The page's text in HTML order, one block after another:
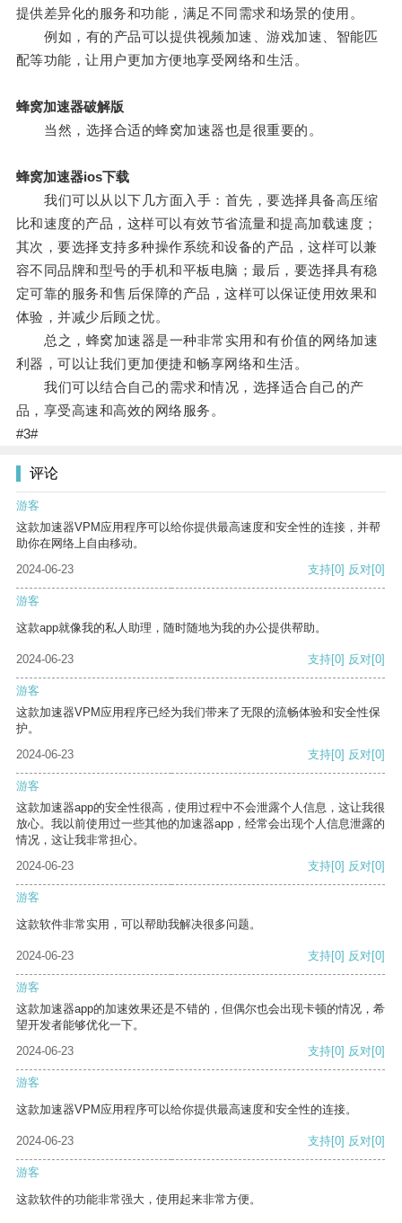
提供差异化的服务和功能，满足不同需求和场景的使用。
例如，有的产品可以提供视频加速、游戏加速、智能匹
配等功能，让用户更加方便地享受网络和生活。
蜂窝加速器破解版
当然，选择合适的蜂窝加速器也是很重要的。
蜂窝加速器ios下载
我们可以从以下几方面入手：首先，要选择具备高压缩
比和速度的产品，这样可以有效节省流量和提高加载速度；
其次，要选择支持多种操作系统和设备的产品，这样可以兼
容不同品牌和型号的手机和平板电脑；最后，要选择具有稳
定可靠的服务和售后保障的产品，这样可以保证使用效果和
体验，并减少后顾之忧。
总之，蜂窝加速器是一种非常实用和有价值的网络加速
利器，可以让我们更加便捷和畅享网络和生活。
我们可以结合自己的需求和情况，选择适合自己的产
品，享受高速和高效的网络服务。
#3#
评论
游客
这款加速器VPM应用程序可以给你提供最高速度和安全性的连接，并帮
助你在网络上自由移动。
2024-06-23
支持[0] 反对[0]
游客
这款app就像我的私人助理，随时随地为我的办公提供帮助。
2024-06-23 支持[0] 反对[0]
游客
这款加速器VPM应用程序已经为我们带来了无限的流畅体验和安全性保
护。
2024-06-23
支持[0] 反对[0]
游客
这款加速器app的安全性很高，使用过程中不会泄露个人信息，这让我很
放心。我以前使用过一些其他的加速器app，经常会出现个人信息泄露的
情况，这让我非常担心。
2024-06-23
支持[0] 反对[0]
游客
这款软件非常实用，可以帮助我解决很多问题。
2024-06-23 支持[0] 反对[0]
游客
这款加速器app的加速效果还是不错的，但偶尔也会出现卡顿的情况，希
望开发者能够优化一下。
2024-06-23
支持[0] 反对[0]
游客
这款加速器VPM应用程序可以给你提供最高速度和安全性的连接。
2024-06-23 支持[0] 反对[0]
游客
这款软件的功能非常强大，使用起来非常方便。